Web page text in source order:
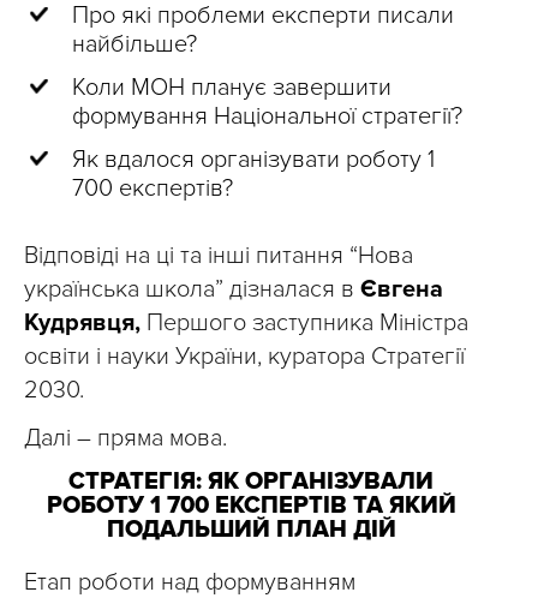
Про які проблеми експерти писали
найбільше?
Коли МОН планує завершити
формування Національної стратегії?
Як вдалося організувати роботу 1
700 експертів?
Відповіді на ці та інші питання “Нова
українська школа” дізналася в Євгена
Кудрявця, Першого заступника Міністра
освіти і науки України, куратора Стратегії
2030.
Далі – пряма мова.
СТРАТЕГІЯ: ЯК ОРГАНІЗУВАЛИ
РОБОТУ 1 700 ЕКСПЕРТІВ ТА ЯКИЙ
ПОДАЛЬШИЙ ПЛАН ДІЙ
Етап роботи над формуванням